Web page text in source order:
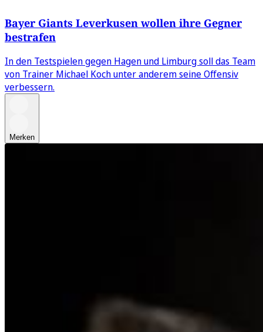
Bayer Giants Leverkusen wollen ihre Gegner
bestrafen
In den Testspielen gegen Hagen und Limburg soll das Team
von Trainer Michael Koch unter anderem seine Offensiv
verbessern.
Merken